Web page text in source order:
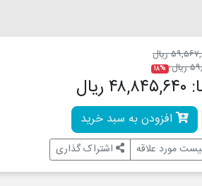
ریال
۱۸%
۴۸,۸۴۵,۶۴۰ ریال
افزودن به سبد خرید
مورد علاقه اشتراک گذاری